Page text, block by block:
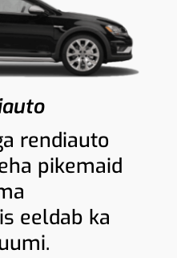
rendiauto
pikemaid
eeldab ka